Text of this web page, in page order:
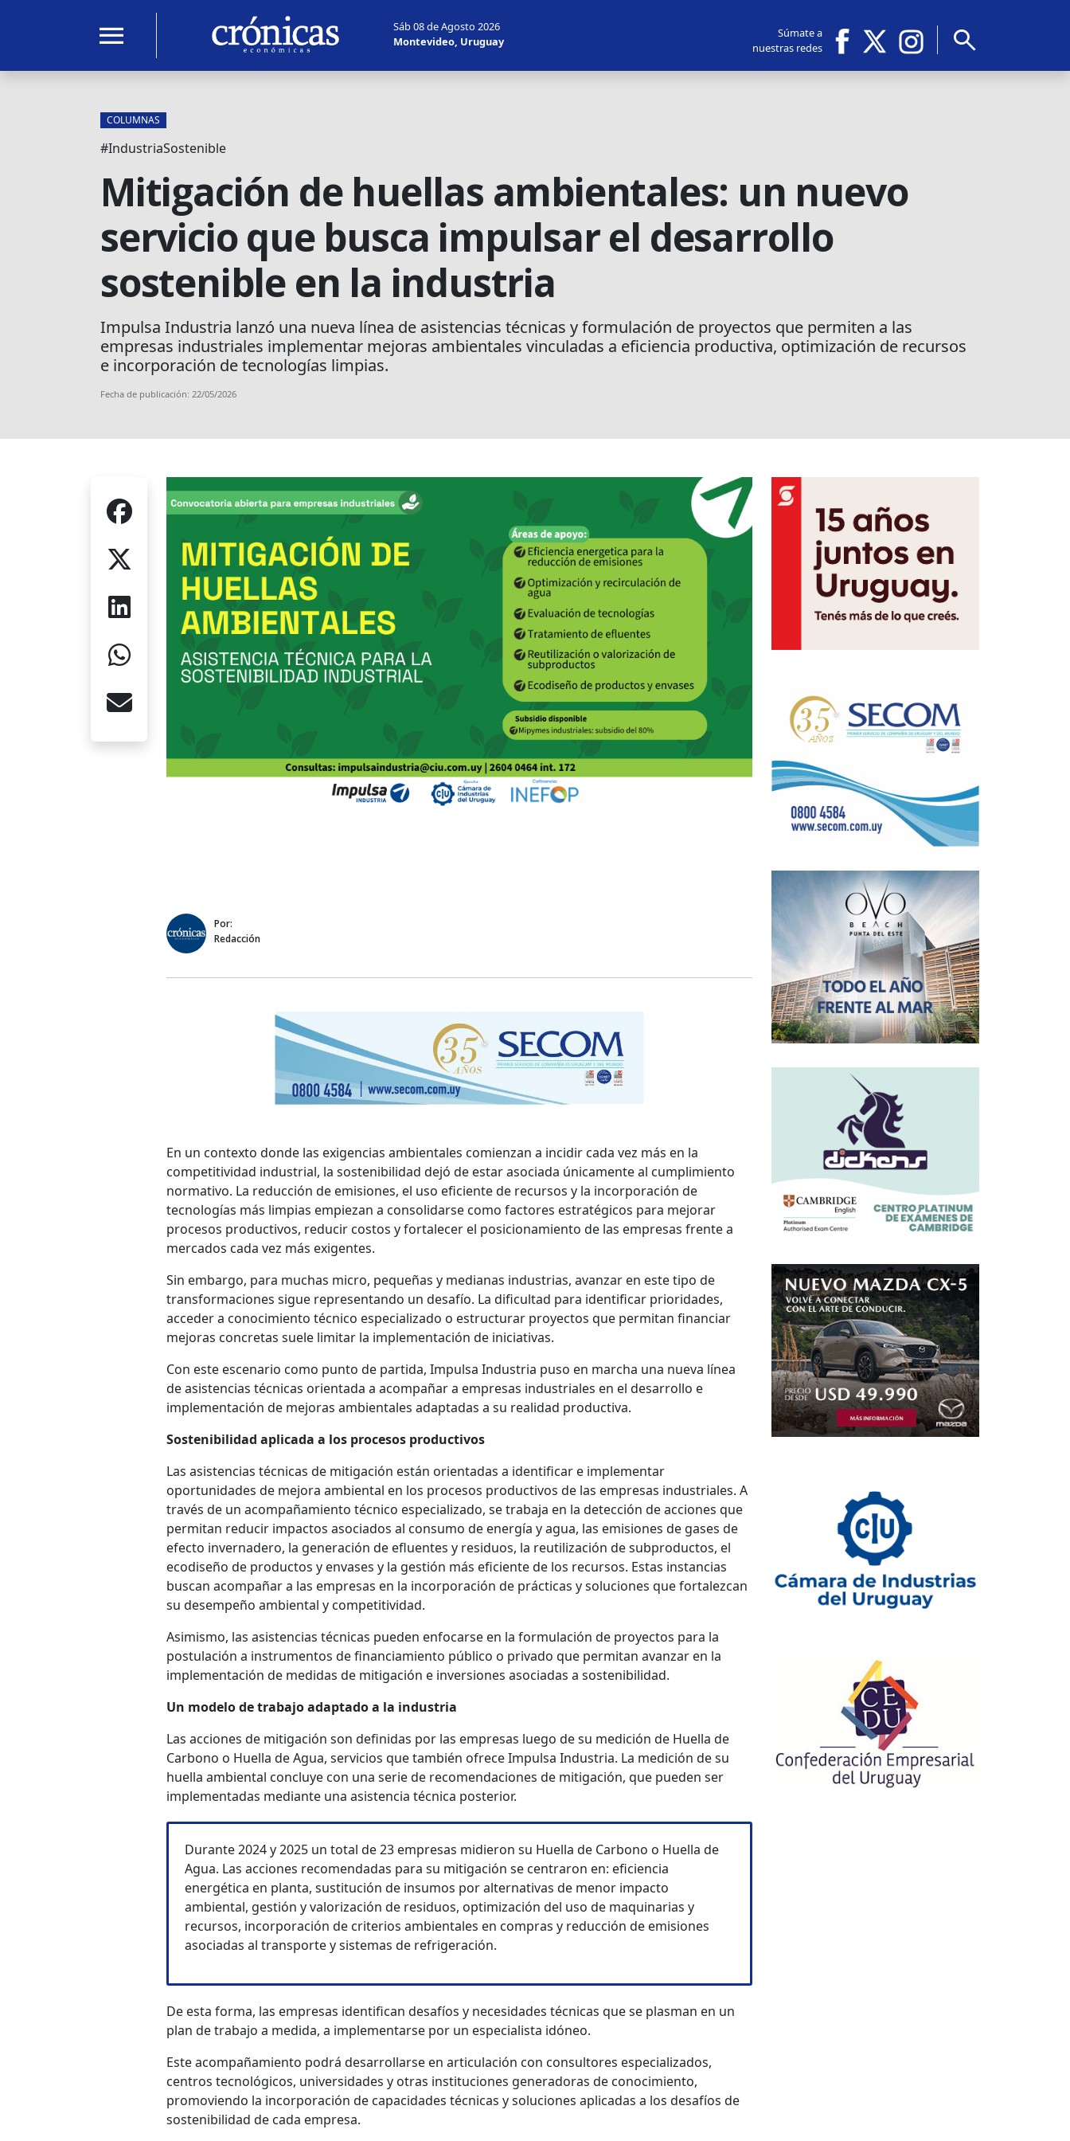
menu
Sáb 08 de Agosto 2026
Montevideo, Uruguay
Súmate a
nuestras redes
search
COLUMNAS
#IndustriaSostenible
Mitigación de huellas ambientales: un nuevo
servicio que busca impulsar el desarrollo
sostenible en la industria
Impulsa Industria lanzó una nueva línea de asistencias técnicas y formulación de proyectos que permiten a las
empresas industriales implementar mejoras ambientales vinculadas a eficiencia productiva, optimización de recursos
e incorporación de tecnologías limpias.
Fecha de publicación: 22/05/2026
Por:
Redacción
En un contexto donde las exigencias ambientales comienzan a incidir cada vez más en la
competitividad industrial, la sostenibilidad dejó de estar asociada únicamente al cumplimiento
normativo. La reducción de emisiones, el uso eficiente de recursos y la incorporación de
tecnologías más limpias empiezan a consolidarse como factores estratégicos para mejorar
procesos productivos, reducir costos y fortalecer el posicionamiento de las empresas frente a
mercados cada vez más exigentes.
Sin embargo, para muchas micro, pequeñas y medianas industrias, avanzar en este tipo de
transformaciones sigue representando un desafío. La dificultad para identificar prioridades,
acceder a conocimiento técnico especializado o estructurar proyectos que permitan financiar
mejoras concretas suele limitar la implementación de iniciativas.
Con este escenario como punto de partida, Impulsa Industria puso en marcha una nueva línea
de asistencias técnicas orientada a acompañar a empresas industriales en el desarrollo e
implementación de mejoras ambientales adaptadas a su realidad productiva.
Sostenibilidad aplicada a los procesos productivos
Las asistencias técnicas de mitigación están orientadas a identificar e implementar
oportunidades de mejora ambiental en los procesos productivos de las empresas industriales. A
través de un acompañamiento técnico especializado, se trabaja en la detección de acciones que
permitan reducir impactos asociados al consumo de energía y agua, las emisiones de gases de
efecto invernadero, la generación de efluentes y residuos, la reutilización de subproductos, el
ecodiseño de productos y envases y la gestión más eficiente de los recursos. Estas instancias
buscan acompañar a las empresas en la incorporación de prácticas y soluciones que fortalezcan
su desempeño ambiental y competitividad.
Asimismo, las asistencias técnicas pueden enfocarse en la formulación de proyectos para la
postulación a instrumentos de financiamiento público o privado que permitan avanzar en la
implementación de medidas de mitigación e inversiones asociadas a sostenibilidad.
Un modelo de trabajo adaptado a la industria
Las acciones de mitigación son definidas por las empresas luego de su medición de Huella de
Carbono o Huella de Agua, servicios que también ofrece Impulsa Industria. La medición de su
huella ambiental concluye con una serie de recomendaciones de mitigación, que pueden ser
implementadas mediante una asistencia técnica posterior.
Durante 2024 y 2025 un total de 23 empresas midieron su Huella de Carbono o Huella de
Agua. Las acciones recomendadas para su mitigación se centraron en: eficiencia
energética en planta, sustitución de insumos por alternativas de menor impacto
ambiental, gestión y valorización de residuos, optimización del uso de maquinarias y
recursos, incorporación de criterios ambientales en compras y reducción de emisiones
asociadas al transporte y sistemas de refrigeración.
De esta forma, las empresas identifican desafíos y necesidades técnicas que se plasman en un
plan de trabajo a medida, a implementarse por un especialista idóneo.
Este acompañamiento podrá desarrollarse en articulación con consultores especializados,
centros tecnológicos, universidades y otras instituciones generadoras de conocimiento,
promoviendo la incorporación de capacidades técnicas y soluciones aplicadas a los desafíos de
sostenibilidad de cada empresa.